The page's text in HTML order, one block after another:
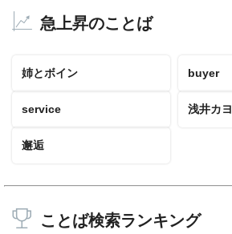
急上昇のことば
姉とボイン buyer
service 浅井カヨ
邂逅
ことば検索ランキング